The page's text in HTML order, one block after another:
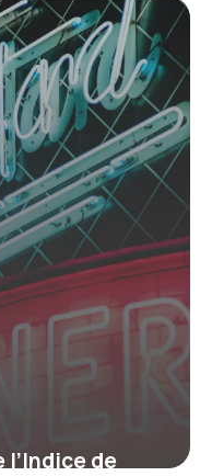
l’Indice de